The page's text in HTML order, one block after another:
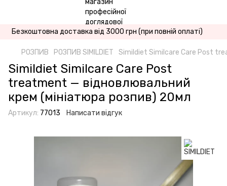
Безкоштовна доставка від 3000 грн (при повній оплаті)
РОЗПИВ РОЗПИВ SIMILDIET Simildiet Similcare Care Post
Simildiet Similcare Care Post
treatment — відновлювальний
крем (мініатюра розпив) 20мл
Артикул: 77013 Написати відгук